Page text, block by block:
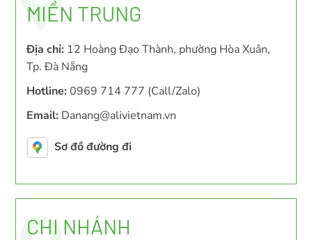
MIỀN TRUNG
Địa chỉ: 12 Hoàng Đạo Thành, phường Hòa Xuân,
Tp. Đà Nẵng
Hotline: 0969 714 777 (Call/Zalo)
Email: Danang@alivietnam.vn
Sơ đồ đường đi
CHI NHÁNH